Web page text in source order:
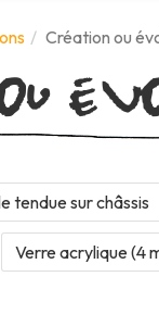
Création ou